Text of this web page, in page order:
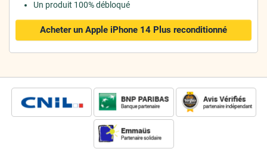
Un produit 100% débloqué
Acheter un Apple iPhone 14 Plus reconditionné